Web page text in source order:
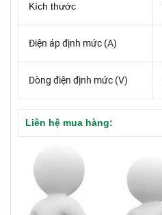
Kích thước
Điện áp định mức (A)
Dòng điện định mức (V)
Liên hệ mua hàng: